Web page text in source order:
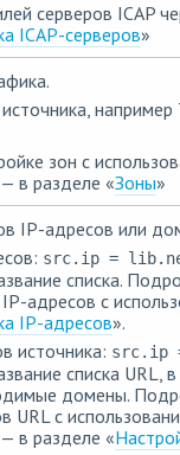
серверов ICAP
ICAP-серверов»
например
зон с
в разделе «Зоны»
IP-адресов или
src.ip =
списка.
IP-адресов с
IP-адресов».
источника: src.ip
списка URL,
домены.
URL с
в разделе «